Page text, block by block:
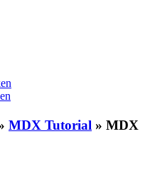
MDX Tutorial » MDX